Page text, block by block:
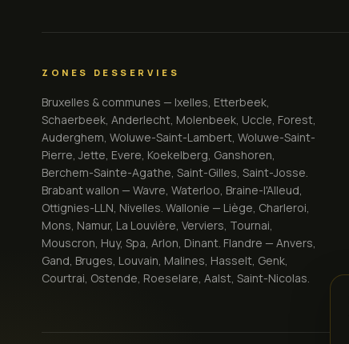
ZONES DESSERVIES
Bruxelles & communes — Ixelles, Etterbeek,
Schaerbeek, Anderlecht, Molenbeek, Uccle, Forest,
Auderghem, Woluwe-Saint-Lambert, Woluwe-Saint-
Pierre, Jette, Evere, Koekelberg, Ganshoren,
Berchem-Sainte-Agathe, Saint-Gilles, Saint-Josse.
Brabant wallon — Wavre, Waterloo, Braine-l'Alleud,
Ottignies-LLN, Nivelles. Wallonie — Liège, Charleroi,
Mons, Namur, La Louvière, Verviers, Tournai,
Mouscron, Huy, Spa, Arlon, Dinant. Flandre — Anvers,
Gand, Bruges, Louvain, Malines, Hasselt, Genk,
Courtrai, Ostende, Roeselare, Aalst, Saint-Nicolas.